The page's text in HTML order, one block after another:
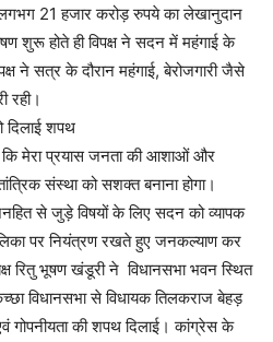
लगभग 21 हजार करोड़ रुपये का लेखानुदान
शुरू होते ही विपक्ष ने सदन में महंगाई के
ने सत्र के दौरान महंगाई, बेरोजगारी जैसे
रही।
दिलाई शपथ
कि मेरा प्रयास जनता की आशाओं और
संस्था को सशक्त बनाना होगा।
से जुड़े विषयों के लिए सदन को व्यापक
पर नियंत्रण रखते हुए जनकल्याण कर
रितु भूषण खंडूरी ने विधानसभा भवन स्थित
विधानसभा से विधायक तिलकराज बेहड़
गोपनीयता की शपथ दिलाई। कांग्रेस के